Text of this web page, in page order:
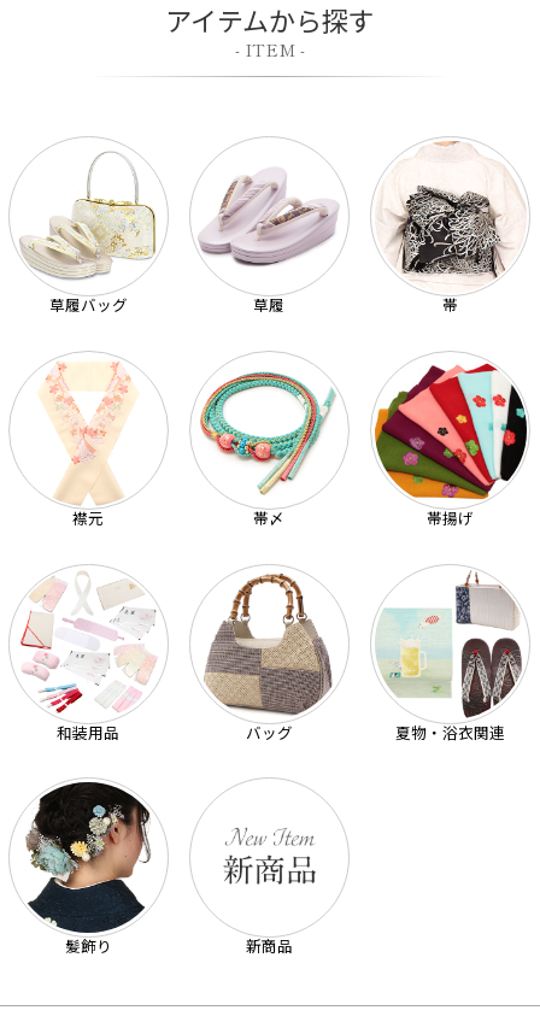
アイテムから探す
- ITEM -
草履バッグ 草履 帯
襟元 帯〆 帯揚げ
和装用品 バッグ 夏物・浴衣関連
髪飾り 新商品